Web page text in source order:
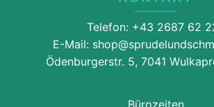
Telefon: +43 2687 62
E-Mail:
Ödenburgerstr. 5, 7041
Bürozeiten